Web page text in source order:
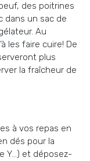
des poitrines
dans un sac de
Au
les faire cuire! De
plus
la fraîcheur de
à vos repas en
dés pour la
Y…) et déposez-